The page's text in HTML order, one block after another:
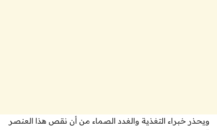
ويحذر خبراء التغذية والغدد الصماء من أن نقص هذا العنصر